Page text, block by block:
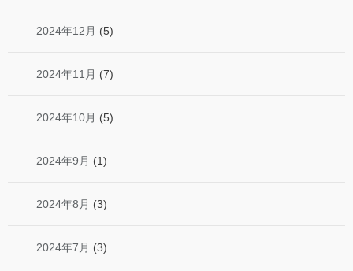
2024年12月 (5)
2024年11月 (7)
2024年10月 (5)
2024年9月 (1)
2024年8月 (3)
2024年7月 (3)